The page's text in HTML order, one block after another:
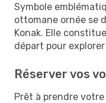
Symbole
ottomane ornée se
Konak. Elle
départ pour
Réserver vos
Prêt à prendre